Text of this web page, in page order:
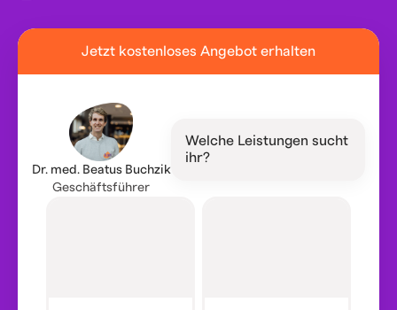
Jetzt kostenloses Angebot erhalten
Dr. med. Beatus Buchzik
Geschäftsführer
Welche Leistungen sucht
ihr?